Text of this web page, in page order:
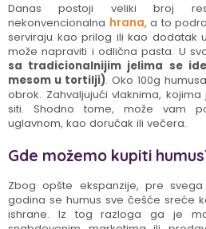
Danas postoji veliki broj
nekonvencionalna hrana, a to
serviraju kao prilog ili kao dodatak
može napraviti i odlična pasta. U
sa tradicionalnijim jelima se
mesom u tortilji). Oko 100g
obrok. Zahvaljujući vlaknima,
siti. Shodno tome, može vam
uglavnom, kao doručak ili večera.
Gde možemo kupiti
Zbog opšte ekspanzije, pre
godina se humus sve češće sreće
ishrane. Iz tog razloga ga je